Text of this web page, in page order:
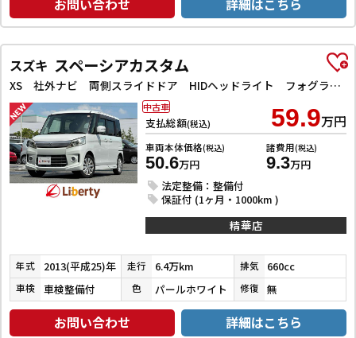
お問い合わせ 詳細はこちら
スズキ スペーシアカスタム
XS 社外ナビ 両側スライドドア HIDヘッドライト フォグライト スマートキー プッシュスタート 電動格納ミラー オートエアコン 純正アルミホイール
支払総額(税込) 59.9万円
車両本体価格(税込)
50.6万円
諸費用(税込)
9.3万円
法定整備：整備付
保証付 (1ヶ月・1000km )
中古車
精華店
年式 2013(平成25)年 走行 6.4万km 排気 660cc
車検 車検整備付 色 パールホワイト 修復 無
お問い合わせ 詳細はこちら